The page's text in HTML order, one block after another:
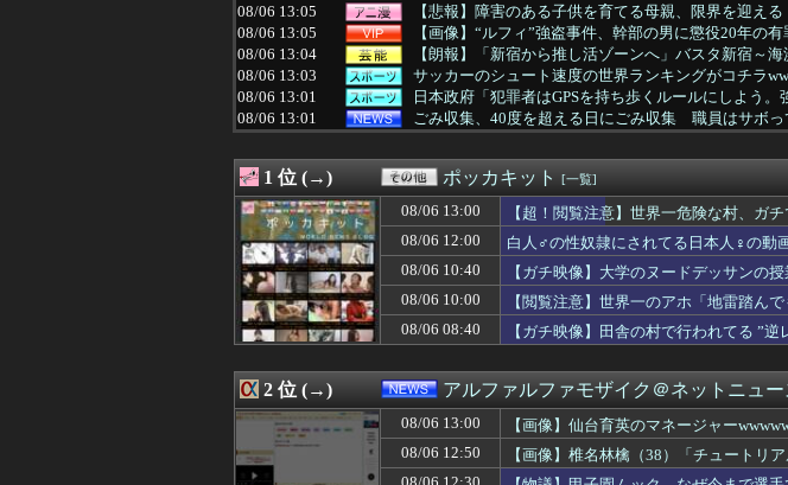
08/06 13:05
【悲報】障害のある子供を育てる母親、限界を迎え
08/06 13:05
【画像】“ルフィ”強盗事件、幹部の男に懲役20年の有
08/06 13:04
【朗報】「新宿から推し活ゾーンへ」バスタ新宿～
08/06 13:03
サッカーのシュート速度の世界ランキングがコチラ
08/06 13:01
日本政府「犯罪者はGPSを持ち歩くルールにしよう。
08/06 13:01
ごみ収集、40度を超える日にごみ収集 職員はサボっ
08/06 13:00
【画像】仙台育英のマネージャー
08/06 13:00
【ラブライブ！】【画像】みーおっみおみおって笑い
08/06 13:00
まさか敗因が『早川の回跨ぎ』になるとは思わなかっ
08/06 13:00
【有能】政府「トラックはサービスエリア利用有料
08/06 13:00
40度近い熱と頭痛で朦朧としながら病院行ったら、受
08/06 13:00
【画像】隠れ巨乳女子「これでEのだ！！」ﾇｷﾞﾇｷﾞ
08/06 13:00
【スウェーデン-モロッコ】心配する理由はこれだけ
08/06 13:00
「高市総理には愛想尽かした」コメ余りに農家が悲
08/06 13:00
真夜中、隣人ママが『子供の喘息をどうにかして！
08/06 13:00
【超！閲覧注意】世界一危険な村、ガチで常軌を逸
08/06 13:00
キメラって倫理観無くせば普通に作れるんか？
08/06 12:59
【ガンプラ】PGU νガンダム、4割引きの店舗が現れ
08/06 12:58
【朗報】日向坂5期の美肌メン、ナマ腋が美しすぎる
08/06 12:57
私、何してるんだろう。と我にかえった瞬間
08/06 12:57
好きな野球選手をテレビで見てたら、夫が「それは
1 位 (→) ポッカキット [一覧]
08/06 13:00
【超！閲覧注意】世界一危険な村、ガ
08/06 12:00
白人♂の性奴隷にされてる日本人♀の動
08/06 10:40
【ガチ映像】大学のヌードデッサンの
08/06 10:00
【閲覧注意】世界一のアホ「地雷踏ん
08/06 08:40
【ガチ映像】田舎の村で行われてる ”
2 位 (→) アルファルファモザイク＠ネットニュ
08/06 13:00
【画像】仙台育英のマネージャー
08/06 12:50
【画像】椎名林檎（38）「チュートリ